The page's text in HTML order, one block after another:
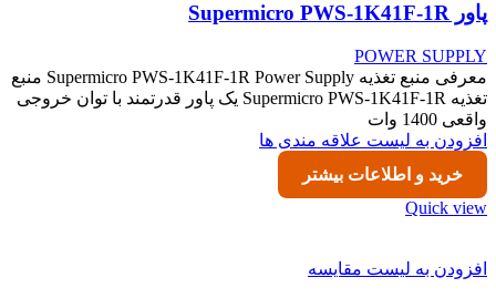
پاور Supermicro PWS-1K41F-1R
POWER SUPPLY
معرفی منبع تغذیه Supermicro PWS-1K41F-1R Power Supply منبع
تغذیه Supermicro PWS-1K41F-1R یک پاور قدرتمند با توان خروجی
واقعی 1400 وات
افزودن به لیست علاقه مندی ها
خرید و اطلاعات بیشتر
Quick view
افزودن به لیست مقایسه